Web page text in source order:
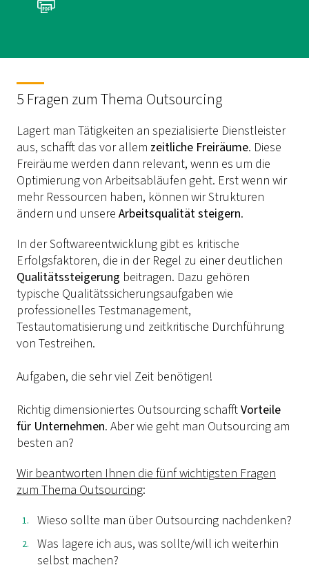
5 Fragen zum Thema Outsourcing
Lagert man Tätigkeiten an spezialisierte Dienstleister
aus, schafft das vor allem zeitliche Freiräume. Diese
Freiräume werden dann relevant, wenn es um die
Optimierung von Arbeitsabläufen geht. Erst wenn wir
mehr Ressourcen haben, können wir Strukturen
ändern und unsere Arbeitsqualität steigern.
In der Softwareentwicklung gibt es kritische
Erfolgsfaktoren, die in der Regel zu einer deutlichen
Qualitätssteigerung beitragen. Dazu gehören
typische Qualitätssicherungsaufgaben wie
professionelles Testmanagement,
Testautomatisierung und zeitkritische Durchführung
von Testreihen.
Aufgaben, die sehr viel Zeit benötigen!
Richtig dimensioniertes Outsourcing schafftVorteile
für Unternehmen. Aber wie geht man Outsourcing am
besten an?
Wir beantworten Ihnen die fünf wichtigsten Fragen
zum Thema Outsourcing:
Wieso sollte man über Outsourcing nachdenken?
Was lagere ich aus, was sollte/will ich weiterhin
selbst machen?